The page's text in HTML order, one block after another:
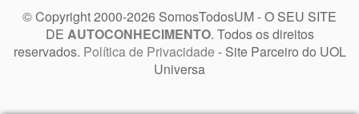
© Copyright 2000-2026 SomosTodosUM - O SEU SITE
DE AUTOCONHECIMENTO. Todos os direitos
reservados. Política de Privacidade - Site Parceiro do UOL
Universa